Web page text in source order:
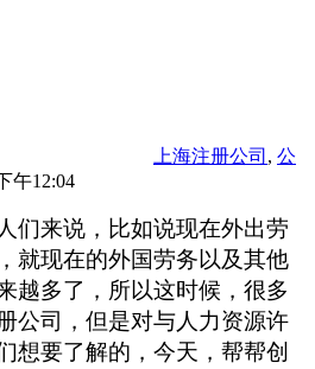
上海注册公司 , 公
午12:04
们来说，比如说现在外出劳
就现在的外国劳务以及其他
越多了，所以这时候，很多
公司，但是对与人力资源许
想要了解的，今天，帮帮创